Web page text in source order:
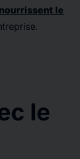
nourrissent le
le